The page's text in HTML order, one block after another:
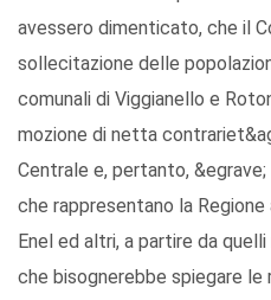
avessero dimenticato, che il
sollecitazione delle
comunali di Viggianello e
mozione di netta
Centrale e, pertanto,
che rappresentano la
Enel ed altri, a partire da
che bisognerebbe spiegare le